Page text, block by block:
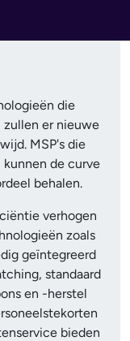
die
zullen er nieuwe
MSP's die
de curve
behalen.
verhogen
zoals
geïntegreerd
standaard
en -herstel
bieden